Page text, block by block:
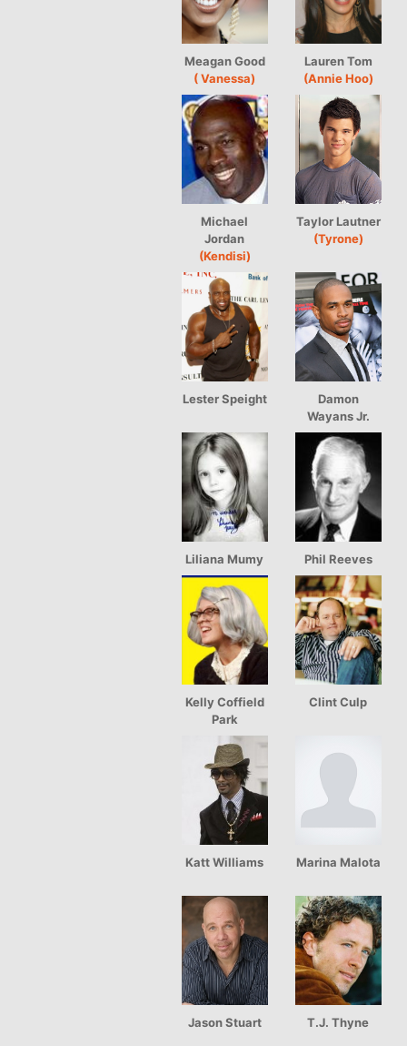
Meagan Good
( Vanessa)
Lauren Tom
(Annie Hoo)
Michael
Jordan
(Kendisi)
Taylor Lautner
(Tyrone)
Lester Speight
Damon
Wayans Jr.
Liliana Mumy Phil Reeves
Kelly Coffield
Park
Clint Culp
Katt Williams Marina Malota
Jason Stuart T.J. Thyne